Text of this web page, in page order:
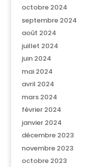
octobre 2024
septembre 2024
août 2024
juillet 2024
juin 2024
mai 2024
avril 2024
mars 2024
février 2024
janvier 2024
décembre 2023
novembre 2023
octobre 2023